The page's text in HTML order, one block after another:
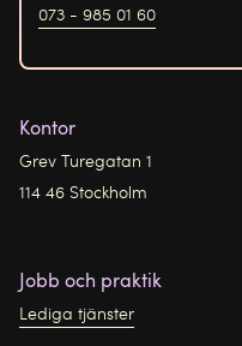
073 - 985 01 60
Kontor
Grev Turegatan 1
114 46 Stockholm
Jobb och praktik
Lediga tjänster